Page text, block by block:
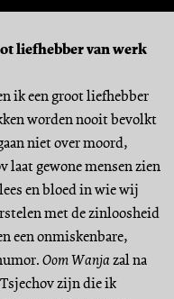
liefhebber van werk
ik een groot liefhebber
worden nooit bevolkt
niet over moord,
laat gewone mensen zien
en bloed in wie wij
met de zinloosheid
een onmiskenbare,
Oom Wanjazal na
zijn die ik